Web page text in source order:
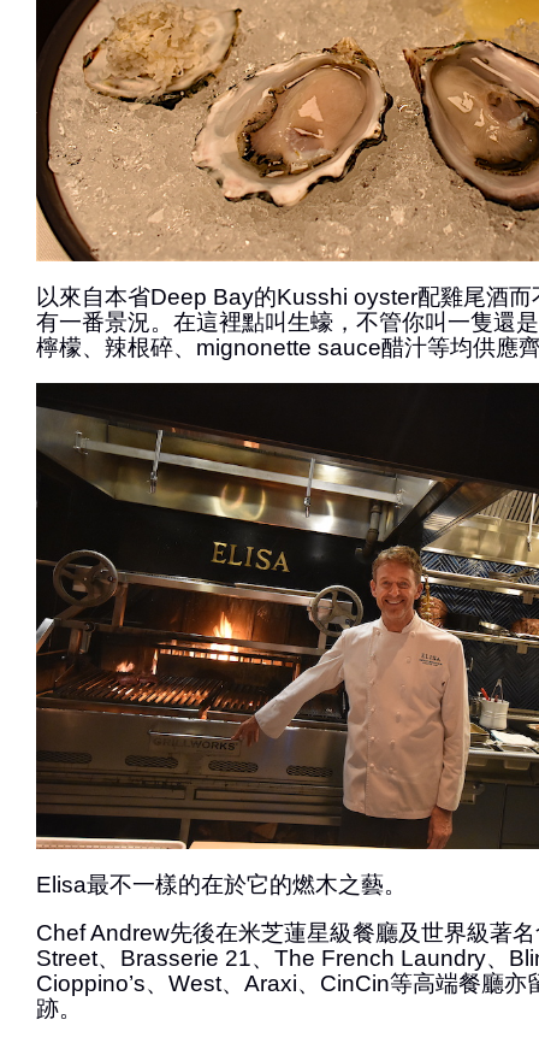
以來自本省Deep Bay的Kusshi oyster配雞尾酒而
有一番景況。在這裡點叫生蠔，不管你叫一隻還
檸檬、辣根碎、mignonette sauce醋汁等均供應
Elisa最不一樣的在於它的燃木之藝。
Chef Andrew先後在米芝蓮星級餐廳及世界級著
Street、Brasserie 21、The French Laundry、
Cioppino’s、West、Araxi、CinCin等高端餐廳亦
跡。